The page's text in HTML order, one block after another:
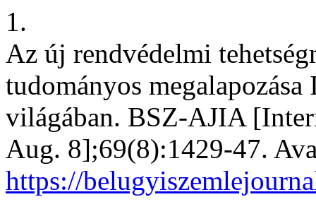
1.
Az új rendvédelmi
tudományos megalapozása
világában. BSZ-AJIA
Aug. 8];69(8):1429-47.
https://